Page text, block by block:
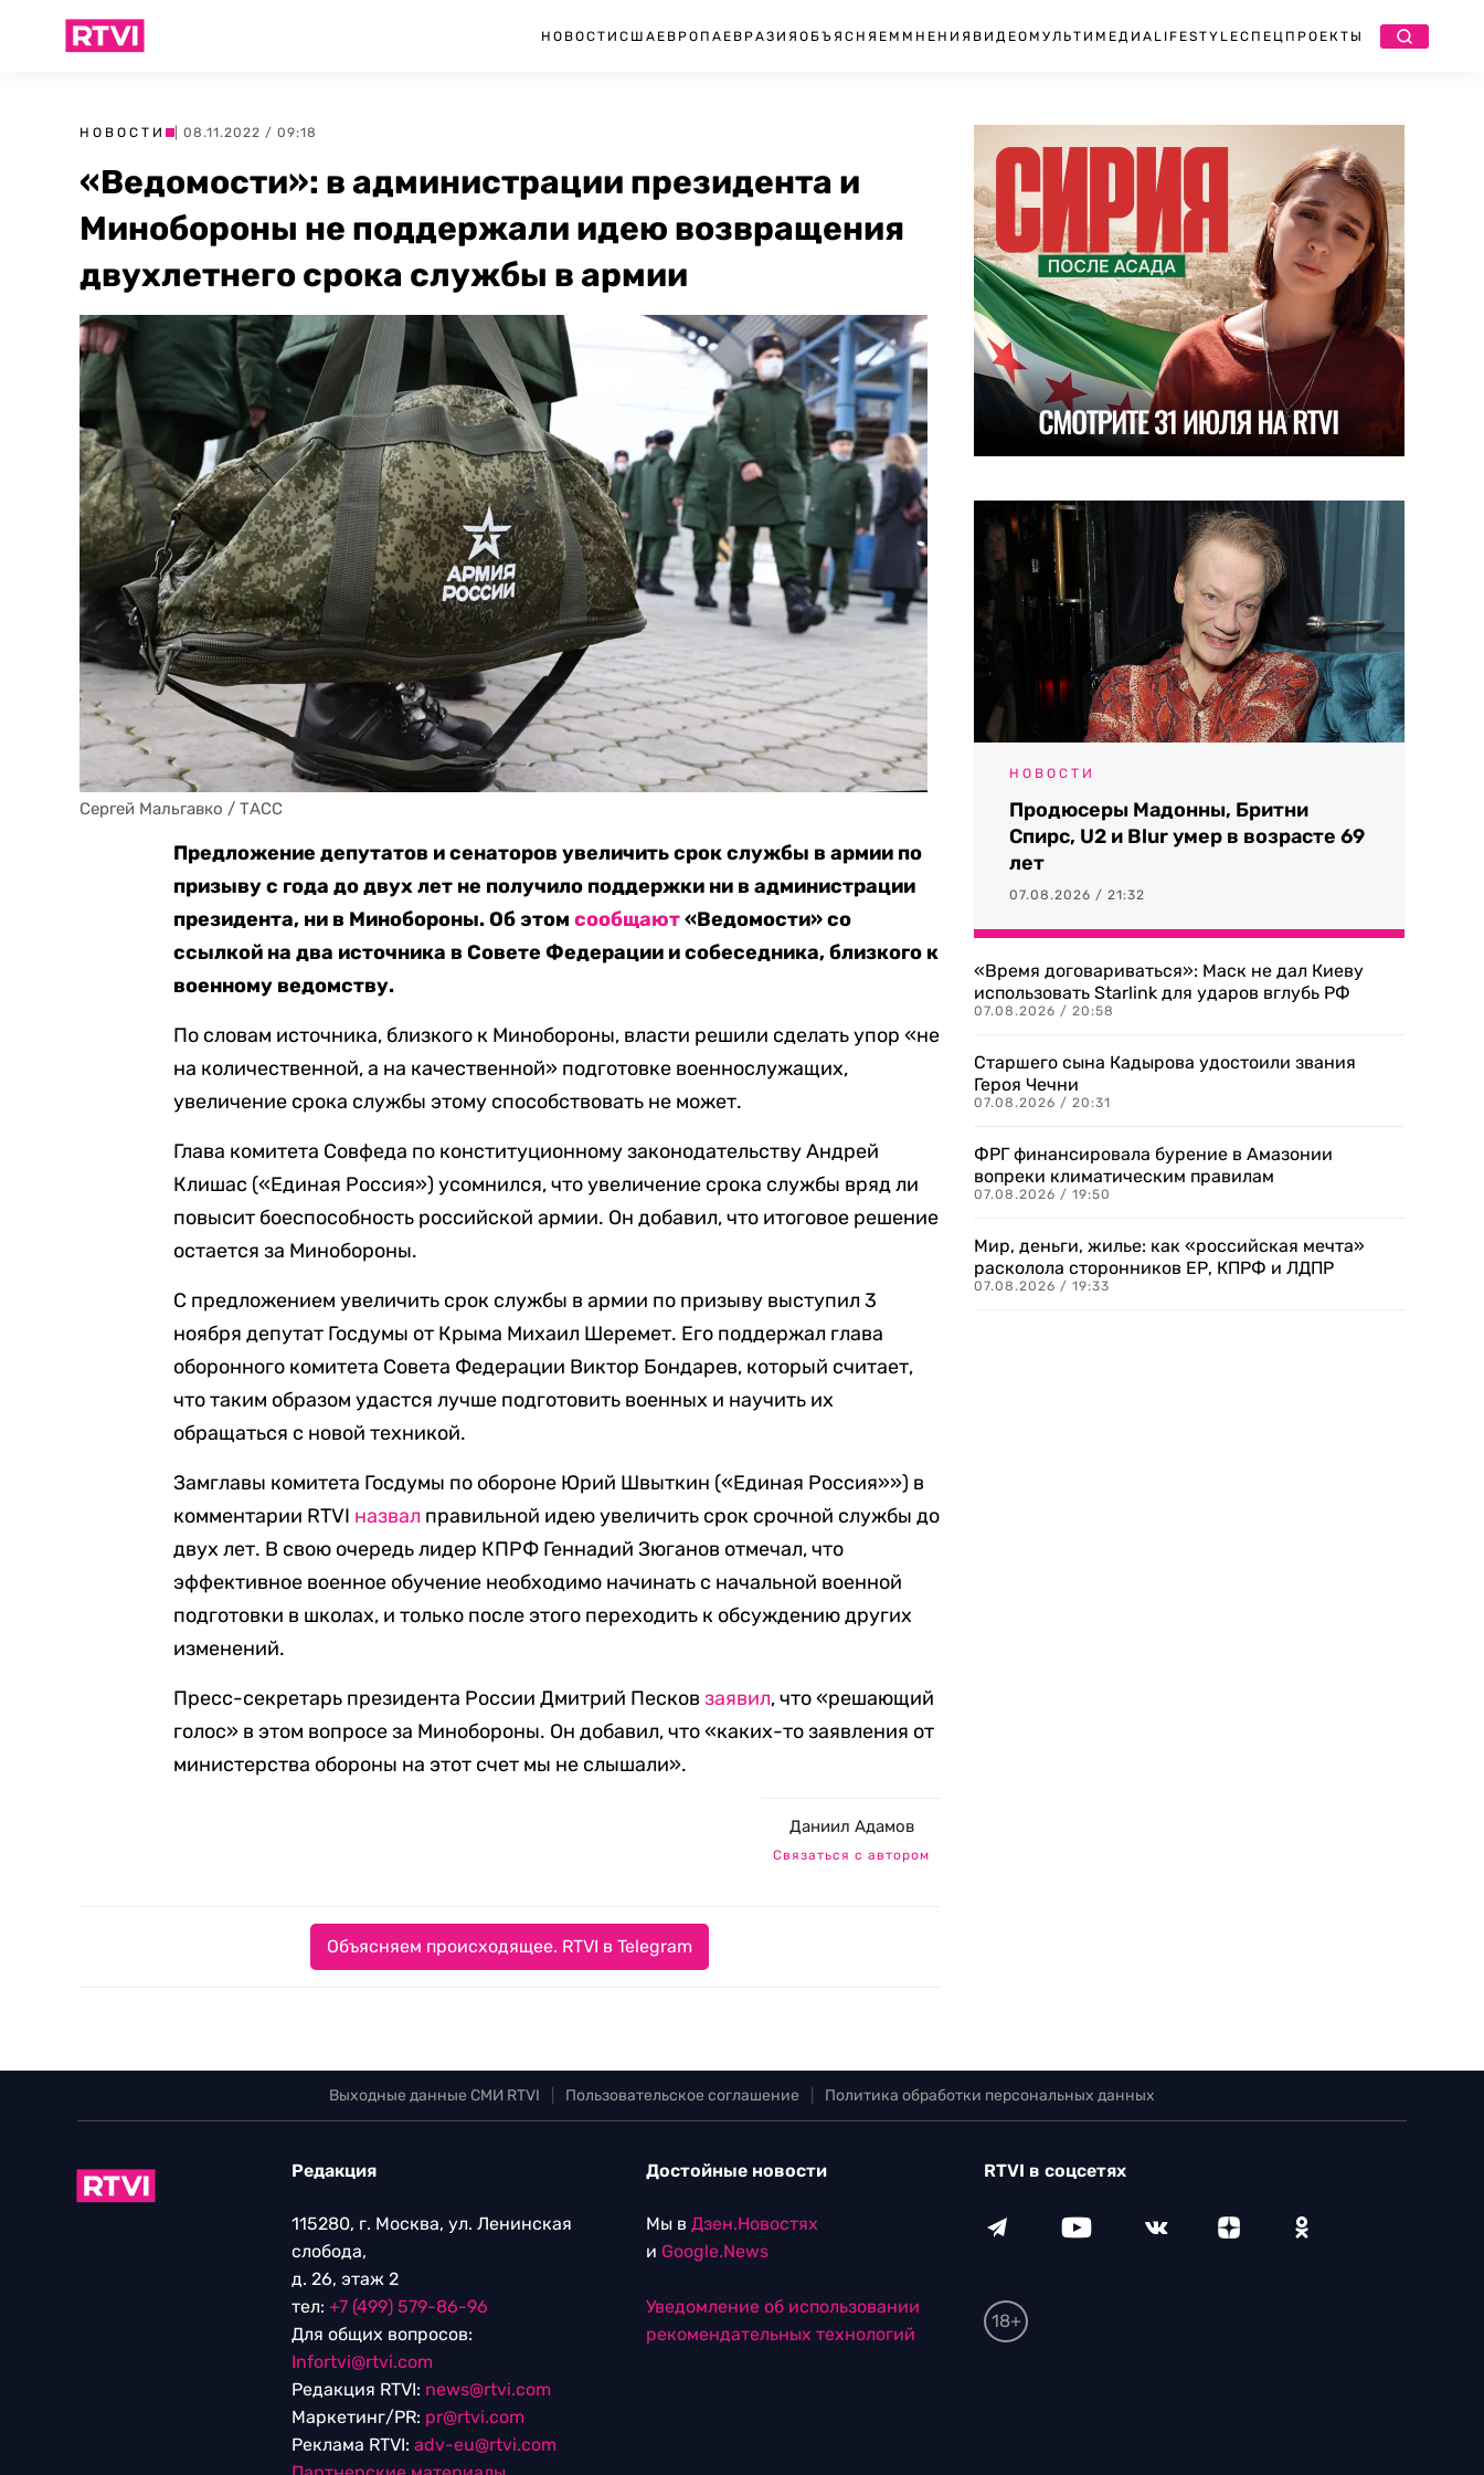
НОВОСТИ США ЕВРОПА ЕВРАЗИЯ ОБЪЯСНЯЕМ МНЕНИЯ ВИДЕО МУЛЬТИМЕДИА LIFESTYLEСПЕЦПРОЕКТЫ
НОВОСТИ | 08.11.2022 / 09:18
«Ведомости»: в администрации президента и
Минобороны не поддержали идею возвращения
двухлетнего срока службы в армии
Сергей Мальгавко / ТАСС
Предложение депутатов и сенаторов увеличить срок службы в армии по
призыву с года до двух лет не получило поддержки ни в администрации
президента, ни в Минобороны. Об этомсообщают«Ведомости» со
ссылкой на два источника в Совете Федерации и собеседника, близкого к
военному ведомству.
По словам источника, близкого к Минобороны, власти решили сделать упор «не
на количественной, а на качественной» подготовке военнослужащих,
увеличение срока службы этому способствовать не может.
Глава комитета Совфеда по конституционному законодательству Андрей
Клишас («Единая Россия») усомнился, что увеличение срока службы вряд ли
повысит боеспособность российской армии. Он добавил, что итоговое решение
остается за Минобороны.
С предложением увеличить срок службы в армии по призыву выступил 3
ноября депутат Госдумы от Крыма Михаил Шеремет. Его поддержал глава
оборонного комитета Совета Федерации Виктор Бондарев, который считает,
что таким образом удастся лучше подготовить военных и научить их
обращаться с новой техникой.
Замглавы комитета Госдумы по обороне Юрий Швыткин («Единая Россия»») в
комментарии RTVI назвал правильной идею увеличить срок срочной службы до
двух лет. В свою очередь лидер КПРФ Геннадий Зюганов отмечал, что
эффективное военное обучение необходимо начинать с начальной военной
подготовки в школах, и только после этого переходить к обсуждению других
изменений.
Пресс-секретарь президента России Дмитрий Песковзаявил, что «решающий
голос» в этом вопросе за Минобороны. Он добавил, что «каких-то заявления от
министерства обороны на этот счет мы не слышали».
Даниил Адамов
Связаться с автором
Объясняем происходящее. RTVI в Telegram
НОВОСТИ
Продюсеры Мадонны, Бритни
Спирс, U2 и Blur умер в возрасте 69
лет
07.08.2026 / 21:32
«Время договариваться»: Маск не дал Киеву
использовать Starlink для ударов вглубь РФ
07.08.2026 / 20:58
Старшего сына Кадырова удостоили звания
Героя Чечни
07.08.2026 / 20:31
ФРГ финансировала бурение в Амазонии
вопреки климатическим правилам
07.08.2026 / 19:50
Мир, деньги, жилье: как «российская мечта»
расколола сторонников ЕР, КПРФ и ЛДПР
07.08.2026 / 19:33
Выходные данные СМИ RTVI Пользовательское соглашение Политика обработки персональных данных
Редакция
115280, г. Москва, ул. Ленинская
слобода,
д. 26, этаж 2
тел: +7 (499) 579-86-96
Для общих вопросов:
Infortvi@rtvi.com
Редакция RTVI: news@rtvi.com
Маркетинг/PR: pr@rtvi.com
Реклама RTVI: adv-eu@rtvi.com
Достойные новости
Мы в Дзен.Новостях
и Google.News
Уведомление об использовании
рекомендательных технологий
RTVI в соцсетях
18+